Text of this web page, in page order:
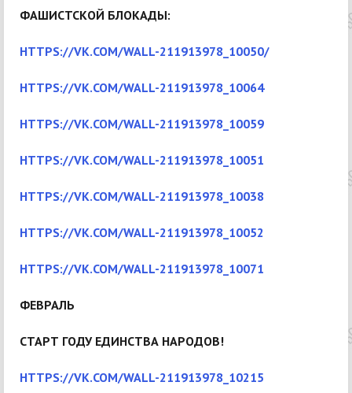
ФАШИСТСКОЙ БЛОКАДЫ:
HTTPS://VK.COM/WALL-211913978_10050/
HTTPS://VK.COM/WALL-211913978_10064
HTTPS://VK.COM/WALL-211913978_10059
HTTPS://VK.COM/WALL-211913978_10051
HTTPS://VK.COM/WALL-211913978_10038
HTTPS://VK.COM/WALL-211913978_10052
HTTPS://VK.COM/WALL-211913978_10071
ФЕВРАЛЬ
СТАРТ ГОДУ ЕДИНСТВА НАРОДОВ!
HTTPS://VK.COM/WALL-211913978_10215